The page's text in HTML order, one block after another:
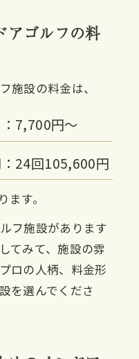
アゴルフの料
施設の料金は、
7,700円〜
24回105,600円
す。
フ施設があります
てみて、施設の雰
ロの人柄、料金形
を選んでくださ